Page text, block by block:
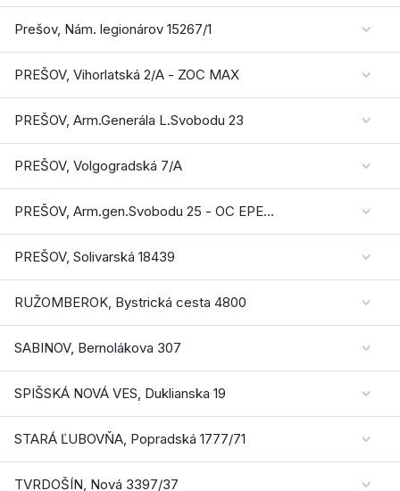
Prešov, Nám. legionárov 15267/1
PREŠOV, Vihorlatská 2/A - ZOC MAX
PREŠOV, Arm.Generála L.Svobodu 23
PREŠOV, Volgogradská 7/A
PREŠOV, Arm.gen.Svobodu 25 - OC EPERIA
PREŠOV, Solivarská 18439
RUŽOMBEROK, Bystrická cesta 4800
SABINOV, Bernolákova 307
SPIŠSKÁ NOVÁ VES, Duklianska 19
STARÁ ĽUBOVŇA, Popradská 1777/71
TVRDOŠÍN, Nová 3397/37